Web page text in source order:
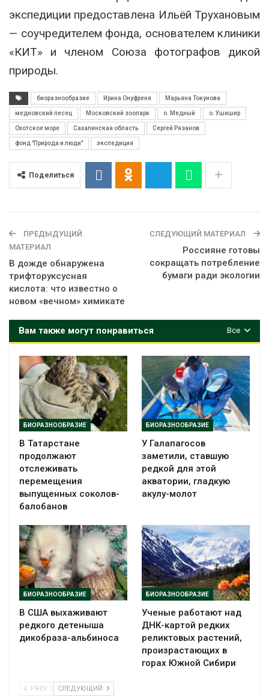
экспедиции предоставлена Ильёй Трухановым
— соучредителем фонда, основателем клиники
«КИТ» и членом Союза фотографов дикой
природы.
биоразнообразие Ирина Онуфреня Марьяна Токунова
медновский песец Московский зоопарк о. Медный о. Ушишир
Охотское море Сахалинская область Сергей Рязанов
фонд "Природа и люди" экспедиция
Поделиться
ПРЕДЫДУЩИЙ
МАТЕРИАЛ
В дожде обнаружена
трифторуксусная
кислота: что известно о
новом «вечном» химикате
СЛЕДУЮЩИЙ МАТЕРИАЛ
Россияне готовы
сокращать потребление
бумаги ради экологии
Все
Вам также могут понравиться
БИОРАЗНООБРАЗИЕ
В Татарстане
продолжают
отслеживать
перемещения
выпущенных соколов-
балобанов
БИОРАЗНООБРАЗИЕ
У Галапагосов
заметили, ставшую
редкой для этой
акватории, гладкую
акулу-молот
БИОРАЗНООБРАЗИЕ
В США выхаживают
редкого детеныша
дикобраза-альбиноса
БИОРАЗНООБРАЗИЕ
Ученые работают над
ДНК-картой редких
реликтовых растений,
произрастающих в
горах Южной Сибири
PREV СЛЕДУЮЩИЙ